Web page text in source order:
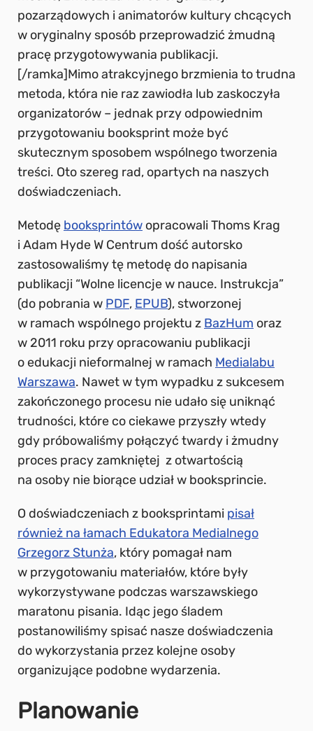
pozarządowych i animatorów kultury chcących
w oryginalny sposób przeprowadzić żmudną
pracę przygotowywania publikacji.
[/ramka]Mimo atrakcyjnego brzmienia to trudna
metoda, która nie raz zawiodła lub zaskoczyła
organizatorów – jednak przy odpowiednim
przygotowaniu booksprint może być
skutecznym sposobem wspólnego tworzenia
treści. Oto szereg rad, opartych na naszych
doświadczeniach.
Metodę booksprintów opracowali Thoms Krag
i Adam Hyde W Centrum dość autorsko
zastosowaliśmy tę metodę do napisania
publikacji “Wolne licencje w nauce. Instrukcja”
(do pobrania w PDF, EPUB), stworzonej
w ramach wspólnego projektu z BazHum oraz
w 2011 roku przy opracowaniu publikacji
o edukacji nieformalnej w ramach Medialabu
Warszawa. Nawet w tym wypadku z sukcesem
zakończonego procesu nie udało się uniknąć
trudności, które co ciekawe przyszły wtedy
gdy próbowaliśmy połączyć twardy i żmudny
proces pracy zamkniętej z otwartością
na osoby nie biorące udział w booksprincie.
O doświadczeniach z booksprintami pisał
również na łamach Edukatora Medialnego
Grzegorz Stunża, który pomagał nam
w przygotowaniu materiałów, które były
wykorzystywane podczas warszawskiego
maratonu pisania. Idąc jego śladem
postanowiliśmy spisać nasze doświadczenia
do wykorzystania przez kolejne osoby
organizujące podobne wydarzenia.
Planowanie